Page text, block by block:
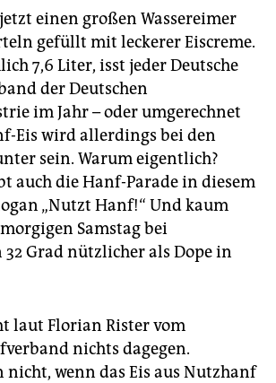
einen großen Wassereimer
gefüllt mit leckerer Eiscreme.
7,6 Liter, isst jeder Deutsche
der Deutschen
im Jahr – oder umgerechnet
Eis wird allerdings bei den
sein. Warum eigentlich?
auch die Hanf-Parade in diesem
„Nutzt Hanf!“ Und kaum
Samstag bei
32 Grad nützlicher als Dope in
laut Florian Rister vom
nichts dagegen.
nicht, wenn das Eis aus Nutzhanf